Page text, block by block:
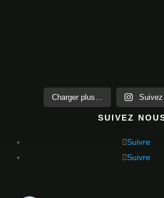
Charger plus…
SUIVEZ
Suivre
Suivre